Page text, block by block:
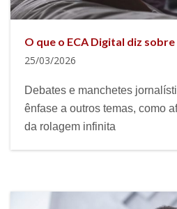
O que o ECA Digital diz
25/03/2026
Debates e manchetes
ênfase a outros temas, como
da rolagem infinita